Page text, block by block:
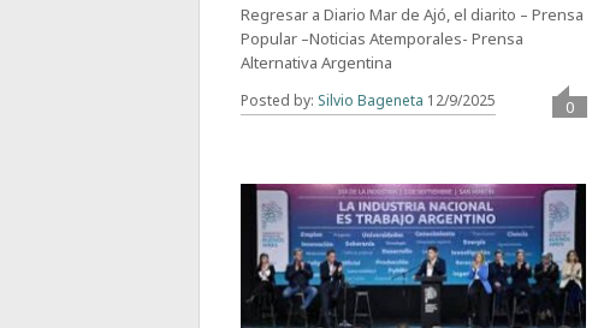
Regresar a Diario Mar de Ajó, el diarito – Prensa
Popular –Noticias Atemporales- Prensa
Alternativa Argentina
Posted by: Silvio Bageneta 12/9/2025 0